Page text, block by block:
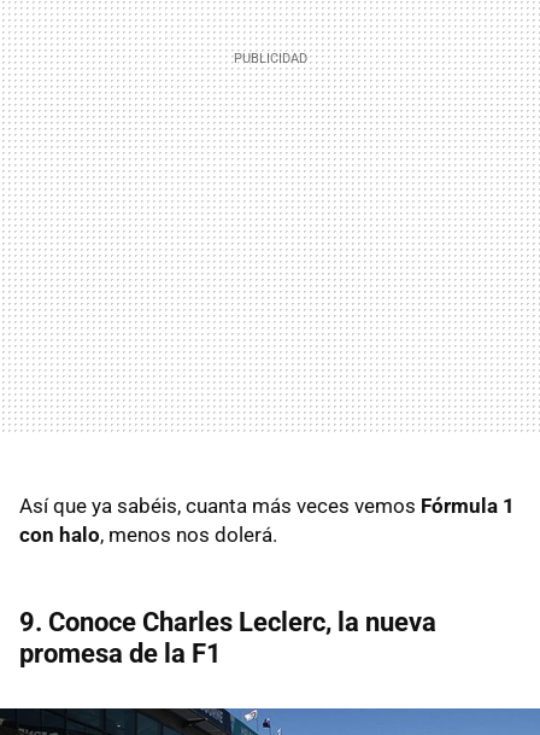
Así que ya sabéis, cuanta más veces vemos Fórmula 1
con halo, menos nos dolerá.
9. Conoce Charles Leclerc, la nueva
promesa de la F1